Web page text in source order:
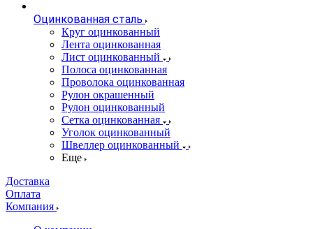
Оцинкованная сталь
Круг оцинкованный
Лента оцинкованная
Лист оцинкованный
Полоса оцинкованная
Проволока оцинкованная
Рулон окрашенный
Рулон оцинкованный
Сетка оцинкованная
Уголок оцинкованный
Швеллер оцинкованный
Еще
Доставка
Оплата
Компания